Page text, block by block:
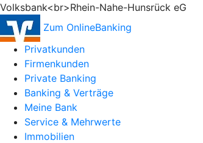
Volksbank<br>Rhein-Nahe-Hunsrück eG
Zum OnlineBanking
Privatkunden
Firmenkunden
Private Banking
Banking & Verträge
Meine Bank
Service & Mehrwerte
Immobilien